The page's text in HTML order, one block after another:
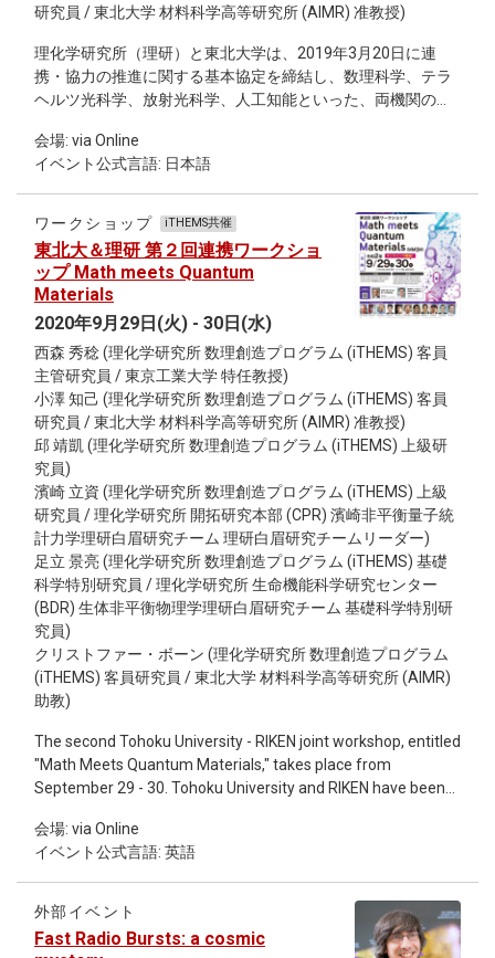
describes the evolution of halo concentrations, that
with masses spanning nearly eight orders of magnitude at
redshift 0
研究員 / 東北大学 材料科学高等研究所 (AIMR) 准教授)
理化学研究所（理研）と東北大学は、2019年3月20日に連
携・協力の推進に関する基本協定を締結し、数理科学、テラ
ヘルツ光科学、放射光科学、人工知能といった、両機関の強
ます。なかでも数理科学研究においては、東北大学・片平キ
ャンパスに連携拠点・SUURI-COOL Sendaiを展開するなど、
連携研究のネットワークが広がっております。 このたび、高
校生以上を対象として、トポロジーや量子コンピュータとい
った数学・物理学の最先端の話題をわかりやすく紹介する市
民講演会「数学と量子材料のコラボ！」を開催します。 理研
数理創造研究プログラム（iTHEMS）の研究者でもある、東北
大学 材料科学高等研究所（AIMR）の小澤知己准教授と東京
工業大学 科学技術創成研究院の西森秀稔特任教授がそれぞれ
講演いたします。 プログラム 19:00-19:45 「物理学とトポロ
ジー：半導体・地球物理から生命現象まで」 小澤知己（東北
大学AIMR准教授・ジュニア主任研究者、理化学研究所
iTHEMS兼任） 19:45-20:30 「量子力学とそれを使った計算の
話」 西森秀稔（東京工業大学特任教授、理化学研究所
iTHEMS・東北大学情報科学研究科兼任） 詳細およびイベン
トの申し込みは、関連リンクよりご参照ください。
会場: via Online
イベント公式言語: 日本語
ワークショップ iTHEMS共催
東北大＆理研 第２回連携ワークショ
ップ Math meets Quantum
Materials
2020年9月29日(火) - 30日(水)
西森 秀稔 (理化学研究所 数理創造プログラム (iTHEMS) 客員
主管研究員 / 東京工業大学 特任教授)
小澤 知己 (理化学研究所 数理創造プログラム (iTHEMS) 客員
研究員 / 東北大学 材料科学高等研究所 (AIMR) 准教授)
邱 靖凱 (理化学研究所 数理創造プログラム (iTHEMS) 上級研
究員)
濱崎 立資 (理化学研究所 数理創造プログラム (iTHEMS) 上級
研究員 / 理化学研究所 開拓研究本部 (CPR) 濱崎非平衡量子統
計力学理研白眉研究チーム 理研白眉研究チームリーダー)
足立 景亮 (理化学研究所 数理創造プログラム (iTHEMS) 基礎
科学特別研究員 / 理化学研究所 生命機能科学研究センター
(BDR) 生体非平衡物理学理研白眉研究チーム 基礎科学特別研
究員)
クリストファー・ボーン (理化学研究所 数理創造プログラム
(iTHEMS) 客員研究員 / 東北大学 材料科学高等研究所 (AIMR)
助教)
The second Tohoku University - RIKEN joint workshop, entitled
"Math Meets Quantum Materials," takes place from
September 29 - 30. Tohoku University and RIKEN have been
on collaboration and cooperation signed in 2019. The second
workshop focuses on collaboration in the fields of
mathematical sciences and quantum materials; two fields
that have significantly merged in recent years. Like
topological materials, which are discovered using the
mathematical concept of topology, materials science is
会場: via Online
イベント公式言語: 英語
外部イベント
Fast Radio Bursts: a cosmic